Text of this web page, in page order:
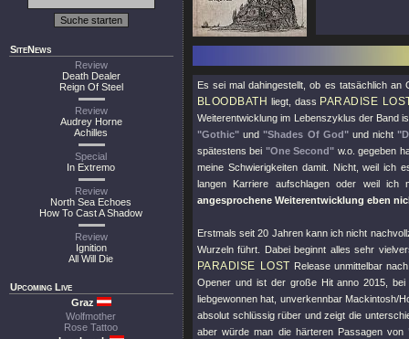
SiteNews
Review
Death Dealer
Reign Of Steel
Review
Audrey Horne
Achilles
Special
In Extremo
Review
North Sea Echoes
How To Cast A Shadow
Review
Ignition
All Will Die
Upcoming Live
Graz
Wolfmother
Rose Tattoo
Es sei mal dahingestellt, ob es tatsächlich
BLOODBATH liegt, dass PARADISE
Weiterentwicklung im Lebenszyklus der Band
"Gothic" und"Shades Of God"und nicht
spätestens bei "One Second" w.o. gegeben
meine Schwierigkeiten damit. Nicht, weil ich
langen Karriere aufschlagen oder weil
angesprochene Weiterentwicklung eben
Erstmals seit 20 Jahren kann ich nicht
Wurzeln führt. Dabei beginnt alles sehr
PARADISE LOST Release unmittelbar
Opener und ist der große Hit anno 2015,
liebgewonnen hat, unverkennbar Mackintosh/
absolut schlüssig rüber und zeigt die
aber würde man die härteren Passagen von